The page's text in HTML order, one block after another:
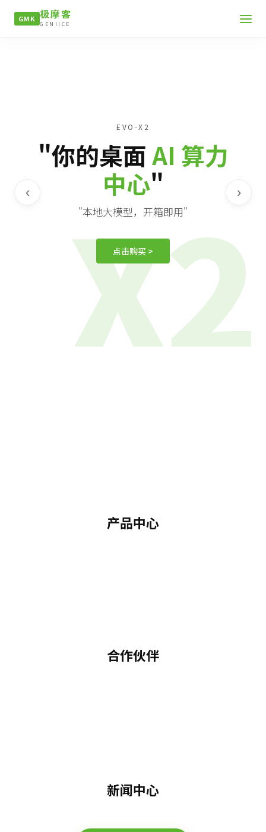
GMK 极摩客
GENIICE
X2
EVO-X2
"你的桌面AI 算力
中心"
"本地大模型，开箱即用"
点击购买 >
‹ ›
产品中心
合作伙伴
新闻中心